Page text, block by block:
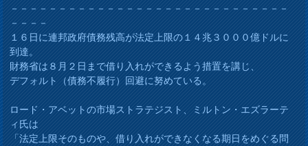
－－－－－－－－－－－－－－－－－－－－－－－－－－－－－
－－－－
１６日に連邦政府債務残高が法定上限の１４兆３０００億ドルに
到達。
財務省は８月２日まで借り入れができるよう措置を講じ、
デフォルト（債務不履行）回避に努めている。
ロード・アベットの市場ストラテジスト、ミルトン・エズラーテ
ィ氏は
「法定上限そのものや、借り入れができなくなる期日をめぐる問